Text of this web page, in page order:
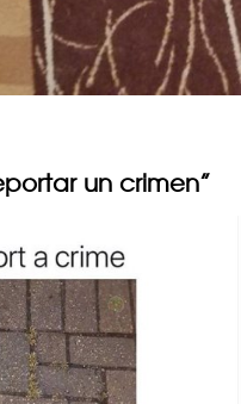
un crimen”